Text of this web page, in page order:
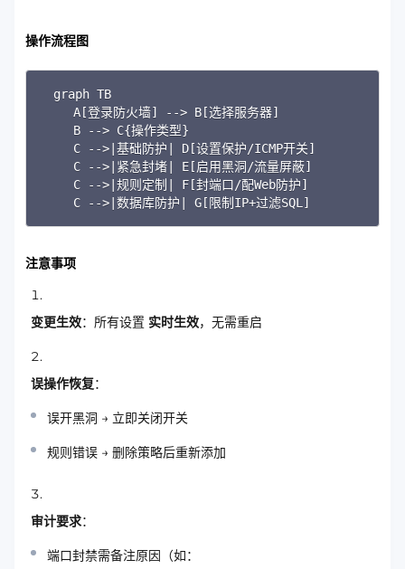
操作流程图
graph TB
    A[登录防火墙] --> B[选择服务器]
    B --> C{操作类型}
    C -->|基础防护| D[设置保护/ICMP开关]
    C -->|紧急封堵| E[启用黑洞/流量屏蔽]
    C -->|规则定制| F[封端口/配Web防护]
    C -->|数据库防护| G[限制IP+过滤SQL]
注意事项
变更生效：所有设置 实时生效，无需重启
误操作恢复：
误开黑洞 → 立即关闭开关
规则错误 → 删除策略后重新添加
审计要求：
端口封禁需备注原因（如：